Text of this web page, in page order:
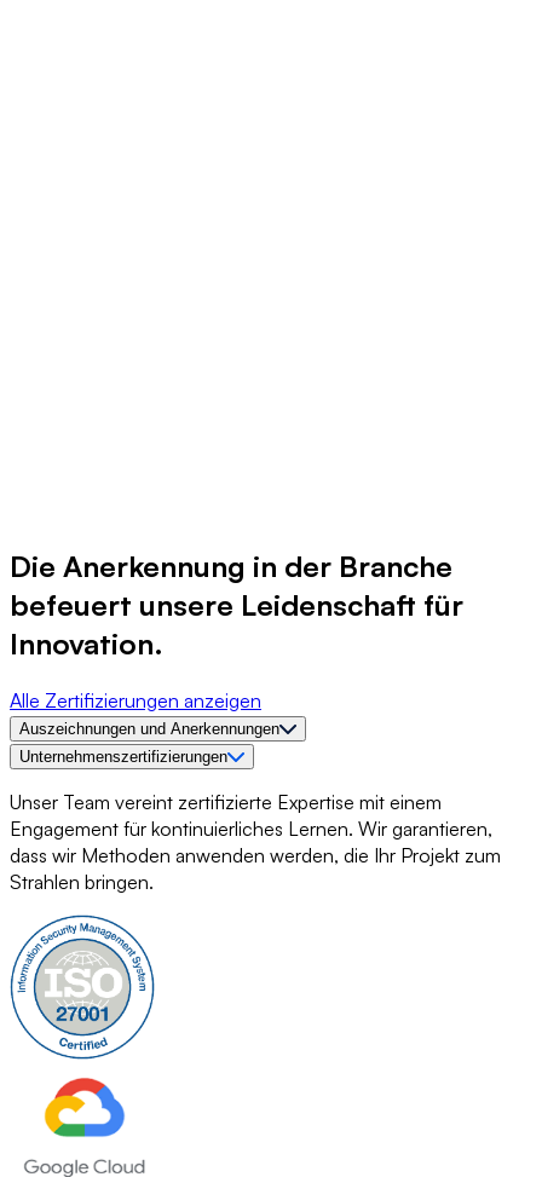
Die Anerkennung in der Branche
befeuert unsere Leidenschaft für
Innovation.
Alle Zertifizierungen anzeigen
Auszeichnungen und Anerkennungen
Unternehmenszertifizierungen
Unser Team vereint zertifizierte Expertise mit einem
Engagement für kontinuierliches Lernen. Wir garantieren,
dass wir Methoden anwenden werden, die Ihr Projekt zum
Strahlen bringen.